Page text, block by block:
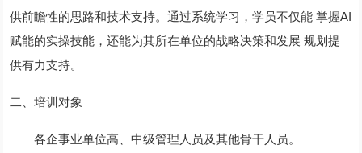
供前瞻性的思路和技术支持。通过系统学习，学员不仅能 掌握AI
赋能的实操技能，还能为其所在单位的战略决策和发展 规划提
供有力支持。
二、培训对象
各企事业单位高、中级管理人员及其他骨干人员。